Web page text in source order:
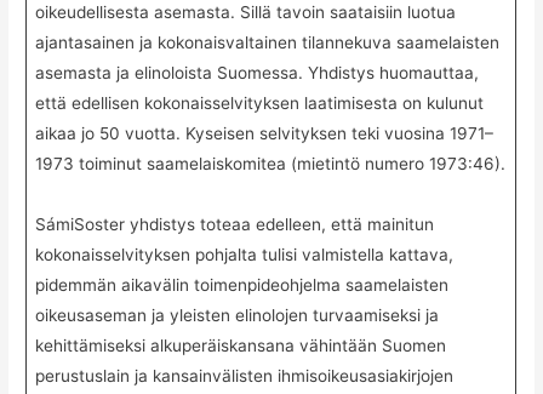
oikeudellisesta asemasta. Sillä tavoin saataisiin luotua
ajantasainen ja kokonaisvaltainen tilannekuva saamelaisten
asemasta ja elinoloista Suomessa. Yhdistys huomauttaa,
että edellisen kokonaisselvityksen laatimisesta on kulunut
aikaa jo 50 vuotta. Kyseisen selvityksen teki vuosina 1971–
1973 toiminut saamelaiskomitea (mietintö numero 1973:46).
SámiSoster yhdistys toteaa edelleen, että mainitun
kokonaisselvityksen pohjalta tulisi valmistella kattava,
pidemmän aikavälin toimenpideohjelma saamelaisten
oikeusaseman ja yleisten elinolojen turvaamiseksi ja
kehittämiseksi alkuperäiskansana vähintään Suomen
perustuslain ja kansainvälisten ihmisoikeusasiakirjojen